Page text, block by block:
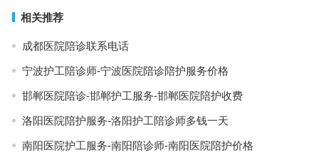
相关推荐
成都医院陪诊联系电话
宁波护工陪诊师-宁波医院陪诊陪护服务价格
邯郸医院陪诊-邯郸护工服务-邯郸医院陪护收费
洛阳医院陪护服务-洛阳护工陪诊师多钱一天
南阳医院护工服务-南阳陪诊师-南阳医院陪护价格